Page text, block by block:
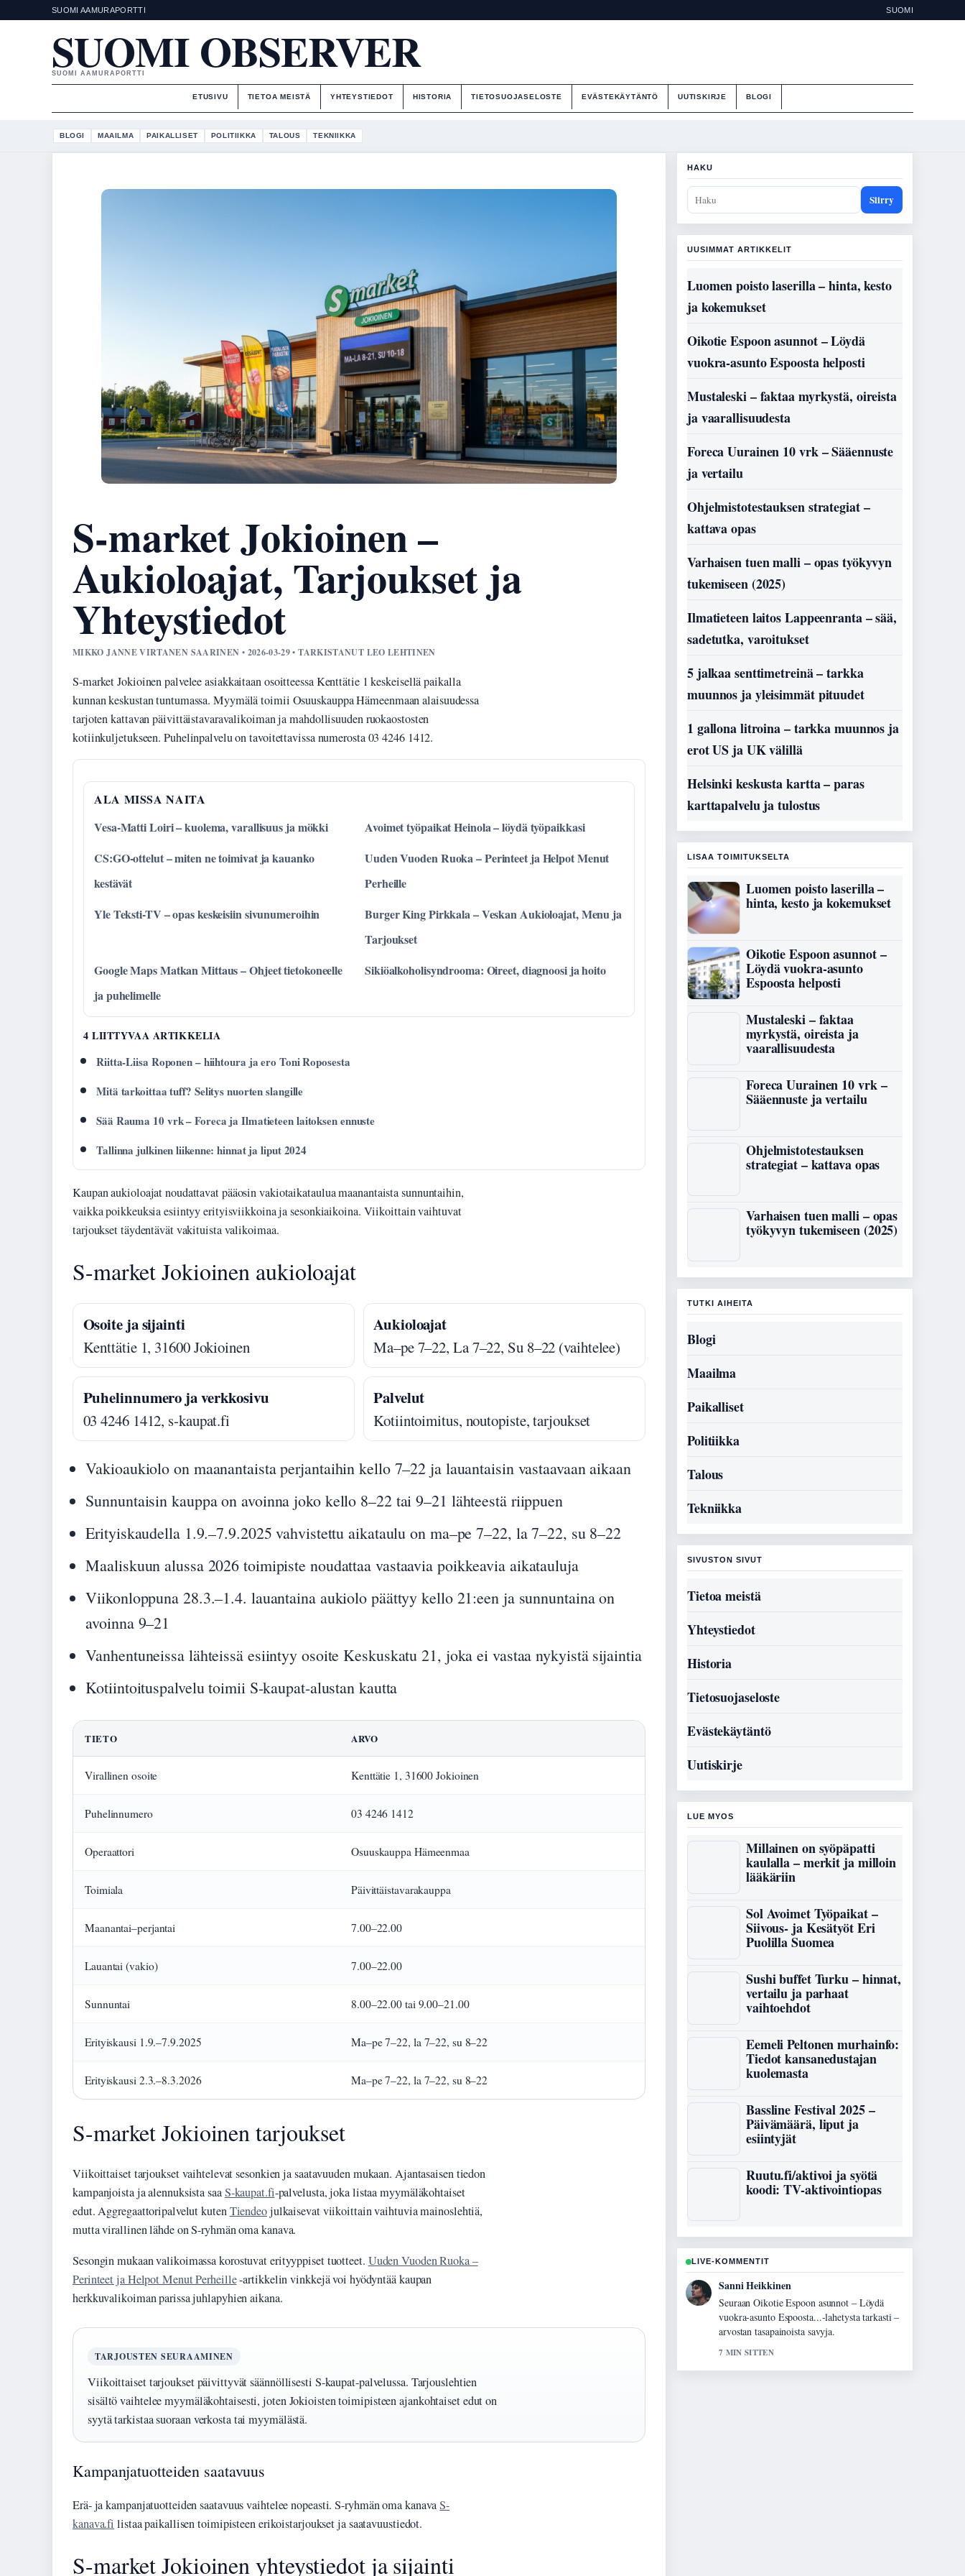
SUOMI AAMURAPORTTI SUOMI
SUOMI OBSERVER
SUOMI AAMURAPORTTI
ETUSIVU TIETOA MEISTÄ YHTEYSTIEDOT HISTORIA TIETOSUOJASELOSTE EVÄSTEKÄYTÄNTÖ UUTISKIRJE BLOGI
BLOGI MAAILMA PAIKALLISET POLITIIKKA TALOUS TEKNIIKKA
S-market Jokioinen –
Aukioloajat, Tarjoukset ja
Yhteystiedot
MIKKO JANNE VIRTANEN SAARINEN • 2026-03-29 • TARKISTANUT LEO LEHTINEN
S-market Jokioinen palvelee asiakkaitaan osoitteessa Kenttätie 1 keskeisellä paikalla
kunnan keskustan tuntumassa. Myymälä toimii Osuuskauppa Hämeenmaan alaisuudessa
tarjoten kattavan päivittäistavaravalikoiman ja mahdollisuuden ruokaostosten
kotiinkuljetukseen. Puhelinpalvelu on tavoitettavissa numerosta 03 4246 1412.
ALA MISSA NAITA
Vesa-Matti Loiri – kuolema, varallisuus ja mökki
Avoimet työpaikat Heinola – löydä työpaikkasi
CS:GO-ottelut – miten ne toimivat ja kauanko
kestävät
Uuden Vuoden Ruoka – Perinteet ja Helpot Menut
Perheille
Yle Teksti-TV – opas keskeisiin sivunumeroihin
Burger King Pirkkala – Veskan Aukioloajat, Menu ja
Tarjoukset
Google Maps Matkan Mittaus – Ohjeet tietokoneelle
ja puhelimelle
Sikiöalkoholisyndrooma: Oireet, diagnoosi ja hoito
4 LIITTYVAA ARTIKKELIA
Riitta-Liisa Roponen – hiihtoura ja ero Toni Roposesta
Mitä tarkoittaa tuff? Selitys nuorten slangille
Sää Rauma 10 vrk – Foreca ja Ilmatieteen laitoksen ennuste
Tallinna julkinen liikenne: hinnat ja liput 2024
Kaupan aukioloajat noudattavat pääosin vakiotaikataulua maanantaista sunnuntaihin,
vaikka poikkeuksia esiintyy erityisviikkoina ja sesonkiaikoina. Viikoittain vaihtuvat
tarjoukset täydentävät vakituista valikoimaa.
S-market Jokioinen aukioloajat
Osoite ja sijainti
Kenttätie 1, 31600 Jokioinen
Aukioloajat
Ma–pe 7–22, La 7–22, Su 8–22 (vaihtelee)
Puhelinnumero ja verkkosivu
03 4246 1412, s-kaupat.fi
Palvelut
Kotiintoimitus, noutopiste, tarjoukset
Vakioaukiolo on maanantaista perjantaihin kello 7–22 ja lauantaisin vastaavaan aikaan
Sunnuntaisin kauppa on avoinna joko kello 8–22 tai 9–21 lähteestä riippuen
Erityiskaudella 1.9.–7.9.2025 vahvistettu aikataulu on ma–pe 7–22, la 7–22, su 8–22
Maaliskuun alussa 2026 toimipiste noudattaa vastaavia poikkeavia aikatauluja
Viikonloppuna 28.3.–1.4. lauantaina aukiolo päättyy kello 21:een ja sunnuntaina on
avoinna 9–21
Vanhentuneissa lähteissä esiintyy osoite Keskuskatu 21, joka ei vastaa nykyistä sijaintia
Kotiintoituspalvelu toimii S-kaupat-alustan kautta
TIETO ARVO
Virallinen osoite Kenttätie 1, 31600 Jokioinen
Puhelinnumero 03 4246 1412
Operaattori Osuuskauppa Hämeenmaa
Toimiala Päivittäistavarakauppa
Maanantai–perjantai 7.00–22.00
Lauantai (vakio) 7.00–22.00
Sunnuntai 8.00–22.00 tai 9.00–21.00
Erityiskausi 1.9.–7.9.2025 Ma–pe 7–22, la 7–22, su 8–22
Erityiskausi 2.3.–8.3.2026 Ma–pe 7–22, la 7–22, su 8–22
S-market Jokioinen tarjoukset
Viikoittaiset tarjoukset vaihtelevat sesonkien ja saatavuuden mukaan. Ajantasaisen tiedon
kampanjoista ja alennuksista saaS-kaupat.fi-palvelusta, joka listaa myymäläkohtaiset
edut. Aggregaattoripalvelut kutenTiendeojulkaisevat viikoittain vaihtuvia mainoslehtiä,
mutta virallinen lähde on S-ryhmän oma kanava.
Sesongin mukaan valikoimassa korostuvat erityyppiset tuotteet. Uuden Vuoden Ruoka –
Perinteet ja Helpot Menut Perheille-artikkelin vinkkejä voi hyödyntää kaupan
herkkuvalikoiman parissa juhlapyhien aikana.
TARJOUSTEN SEURAAMINEN
Viikoittaiset tarjoukset päivittyvät säännöllisesti S-kaupat-palvelussa. Tarjouslehtien
sisältö vaihtelee myymäläkohtaisesti, joten Jokioisten toimipisteen ajankohtaiset edut on
syytä tarkistaa suoraan verkosta tai myymälästä.
Kampanjatuotteiden saatavuus
Erä- ja kampanjatuotteiden saatavuus vaihtelee nopeasti. S-ryhmän oma kanavaS-
kanava.fi listaa paikallisen toimipisteen erikoistarjoukset ja saatavuustiedot.
S-market Jokioinen yhteystiedot ja sijainti
HAKU
Siirry
UUSIMMAT ARTIKKELIT
Luomen poisto laserilla – hinta, kesto
ja kokemukset
Oikotie Espoon asunnot – Löydä
vuokra-asunto Espoosta helposti
Mustaleski – faktaa myrkystä, oireista
ja vaarallisuudesta
Foreca Uurainen 10 vrk – Sääennuste
ja vertailu
Ohjelmistotestauksen strategiat –
kattava opas
Varhaisen tuen malli – opas työkyvyn
tukemiseen (2025)
Ilmatieteen laitos Lappeenranta – sää,
sadetutka, varoitukset
5 jalkaa senttimetreinä – tarkka
muunnos ja yleisimmät pituudet
1 gallona litroina – tarkka muunnos ja
erot US ja UK välillä
Helsinki keskusta kartta – paras
karttapalvelu ja tulostus
LISAA TOIMITUKSELTA
Luomen poisto laserilla –
hinta, kesto ja kokemukset
Oikotie Espoon asunnot –
Löydä vuokra-asunto
Espoosta helposti
Mustaleski – faktaa
myrkystä, oireista ja
vaarallisuudesta
Foreca Uurainen 10 vrk –
Sääennuste ja vertailu
Ohjelmistotestauksen
strategiat – kattava opas
Varhaisen tuen malli – opas
työkyvyn tukemiseen (2025)
TUTKI AIHEITA
Blogi
Maailma
Paikalliset
Politiikka
Talous
Tekniikka
SIVUSTON SIVUT
Tietoa meistä
Yhteystiedot
Historia
Tietosuojaseloste
Evästekäytäntö
Uutiskirje
LUE MYOS
Millainen on syöpäpatti
kaulalla – merkit ja milloin
lääkäriin
Sol Avoimet Työpaikat –
Siivous- ja Kesätyöt Eri
Puolilla Suomea
Sushi buffet Turku – hinnat,
vertailu ja parhaat
vaihtoehdot
Eemeli Peltonen murhainfo:
Tiedot kansanedustajan
kuolemasta
Bassline Festival 2025 –
Päivämäärä, liput ja
esiintyjät
Ruutu.fi/aktivoi ja syötä
koodi: TV-aktivointiopas
LIVE-KOMMENTIT
Mikael Laine
Hyvaa taustoitusta aiheesta Mustaleski –
faktaa myrkystä, oireista ja vaarallisuudesta.
Pytkethan taman livesaikeen ajan tasalla.
9 MIN SITTEN